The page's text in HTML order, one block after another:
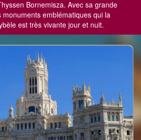
Bornemisza. Avec sa grande
emblématiques qui la
est très vivante jour et nuit.